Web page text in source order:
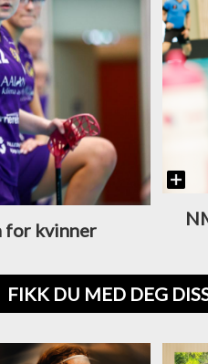
for kvinner
FIKK DU MED DEG